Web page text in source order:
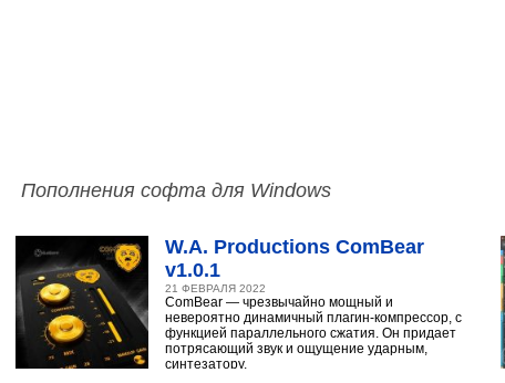
Пополнения софта для Windows
W.A. Productions ComBear
v1.0.1
21 ФЕВРАЛЯ 2022
ComBear — чрезвычайно мощный и
невероятно динамичный плагин-компрессор, с
функцией параллельного сжатия. Он придает
потрясающий звук и ощущение ударным,
синтезатору,